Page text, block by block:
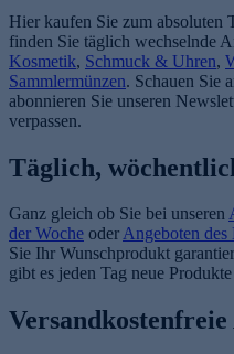
Hier kaufen Sie zum absoluten
finden Sie täglich wechselnde
Kosmetik, Schmuck & Uhren,
Sammlermünzen. Schauen Sie
abonnieren Sie unseren
verpassen.
Täglich,
Ganz gleich ob Sie bei unseren
der Woche oderAngeboten des
Sie Ihr Wunschprodukt
gibt es jeden Tag neue
Versandkostenfreie